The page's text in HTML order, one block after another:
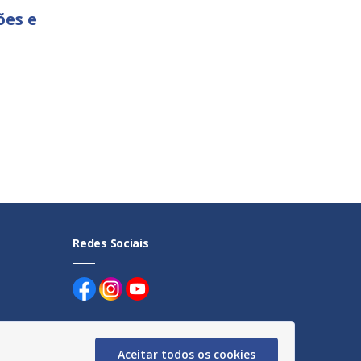
e
Redes Sociais
Aceitar todos os cookies